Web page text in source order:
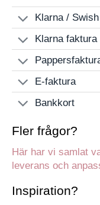
Klarna / Swish
Klarna faktura
E-faktura
Bankkort
Fler frågor?
Här har vi samlat
leverans och
Inspiration?